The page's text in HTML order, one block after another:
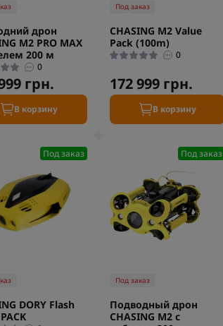
дрон
M2 PRO MAX
200 м
0
грн.
В корзину
Под заказ
CHASING M2 Value
Pack (100m)
0
172 999 грн.
В корзину
Под заказ
DORY Flash
Под заказ
Под заказ
Подводный дрон
CHASING M2 с